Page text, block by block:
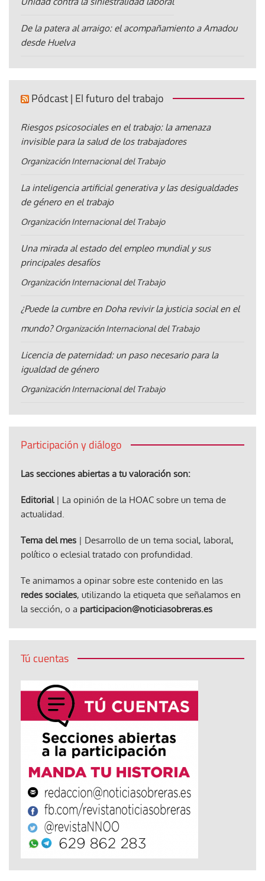
De la patera al arraigo: el acompañamiento a Amadou
desde Huelva
Pódcast | El futuro del trabajo
Riesgos psicosociales en el trabajo: la amenaza
invisible para la salud de los trabajadores
Organización Internacional del Trabajo
La inteligencia artificial generativa y las desigualdades
de género en el trabajo
Organización Internacional del Trabajo
Una mirada al estado del empleo mundial y sus
principales desafíos
Organización Internacional del Trabajo
¿Puede la cumbre en Doha revivir la justicia social en el
mundo? Organización Internacional del Trabajo
Licencia de paternidad: un paso necesario para la
igualdad de género
Organización Internacional del Trabajo
Participación y diálogo
Las secciones abiertas a tu valoración son:
Editorial| La opinión de la HOAC sobre un tema de
actualidad.
Tema del mes | Desarrollo de un tema social, laboral,
político o eclesial tratado con profundidad.
Te animamos a opinar sobre este contenido en las
redes sociales, utilizando la etiqueta que señalamos en
la sección, o a participacion@noticiasobreras.es
Tú cuentas